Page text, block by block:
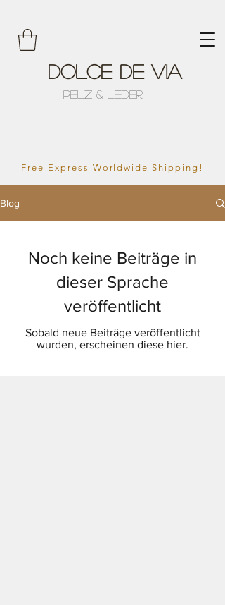
Dolce de Via
Pelz & Leder
Free Express Worldwide Shipping!
Blog
Noch keine Beiträge in
dieser Sprache
veröffentlicht
Sobald neue Beiträge veröffentlicht
wurden, erscheinen diese hier.